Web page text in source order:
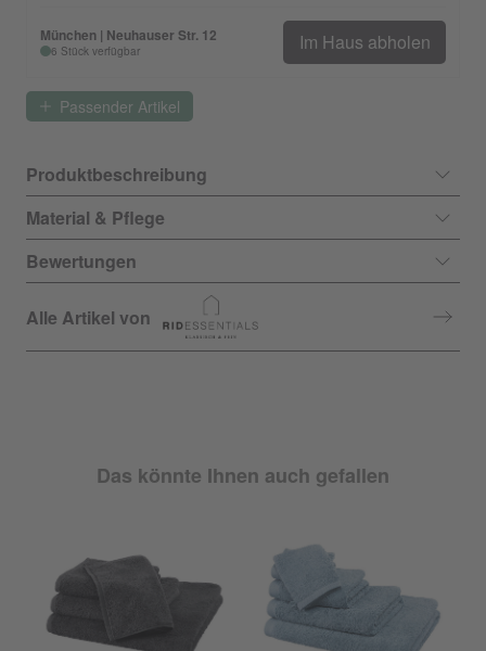
München | Neuhauser Str. 12
6 Stück verfügbar Im Haus abholen
Passender Artikel
Produktbeschreibung
Material & Pflege
Bewertungen
Alle Artikel von
Das könnte Ihnen auch gefallen